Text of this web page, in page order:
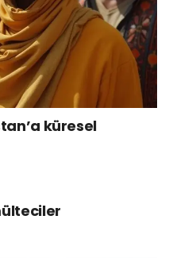
küresel